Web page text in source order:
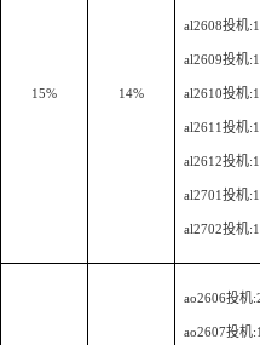
15% 14%
al2608投机
al2609投机
al2610投机
al2611投机
al2612投机
al2701投机
al2702投机
ao2606投机
ao2607投机